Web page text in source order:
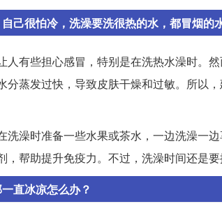
己很怕冷，洗澡要洗很热的水，都冒烟的
人有些担心感冒，特别是在洗热水澡时。
分蒸发过快，导致皮肤干燥和过敏。所以
洗澡时准备一些水果或茶水，一边洗澡一
，帮助提升免疫力。不过，洗澡时间还是
直冰凉怎么办？